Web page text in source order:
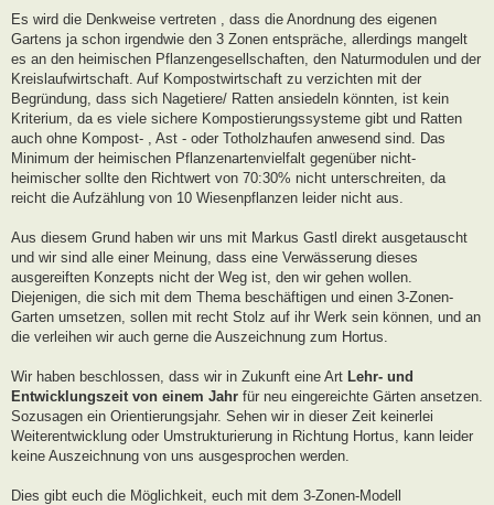
Es wird die Denkweise vertreten , dass die Anordnung des eigenen
Gartens ja schon irgendwie den 3 Zonen entspräche, allerdings mangelt
es an den heimischen Pflanzengesellschaften, den Naturmodulen und der
Kreislaufwirtschaft. Auf Kompostwirtschaft zu verzichten mit der
Begründung, dass sich Nagetiere/ Ratten ansiedeln könnten, ist kein
Kriterium, da es viele sichere Kompostierungssysteme gibt und Ratten
auch ohne Kompost- , Ast - oder Totholzhaufen anwesend sind. Das
Minimum der heimischen Pflanzenartenvielfalt gegenüber nicht-
heimischer sollte den Richtwert von 70:30% nicht unterschreiten, da
reicht die Aufzählung von 10 Wiesenpflanzen leider nicht aus.
Aus diesem Grund haben wir uns mit Markus Gastl direkt ausgetauscht
und wir sind alle einer Meinung, dass eine Verwässerung dieses
ausgereiften Konzepts nicht der Weg ist, den wir gehen wollen.
Diejenigen, die sich mit dem Thema beschäftigen und einen 3-Zonen-
Garten umsetzen, sollen mit recht Stolz auf ihr Werk sein können, und an
die verleihen wir auch gerne die Auszeichnung zum Hortus.
Wir haben beschlossen, dass wir in Zukunft eine Art Lehr- und
Entwicklungszeit von einem Jahr für neu eingereichte Gärten ansetzen.
Sozusagen ein Orientierungsjahr. Sehen wir in dieser Zeit keinerlei
Weiterentwicklung oder Umstrukturierung in Richtung Hortus, kann leider
keine Auszeichnung von uns ausgesprochen werden.
Dies gibt euch die Möglichkeit, euch mit dem 3-Zonen-Modell